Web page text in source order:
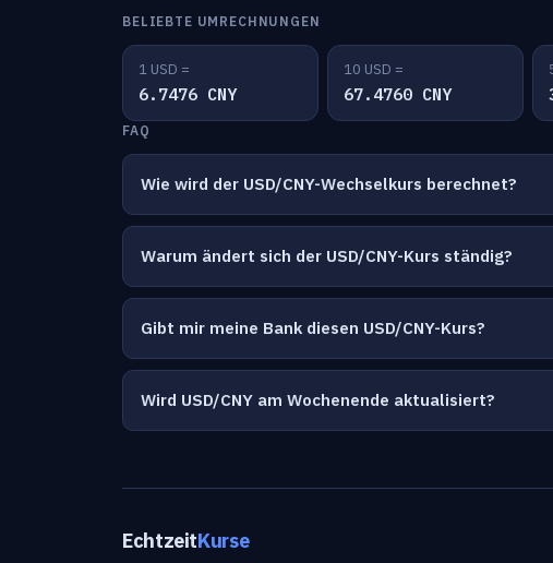
BELIEBTE UMRECHNUNGEN
1 USD =
6.7476 CNY
10 USD =
67.4760 CNY
FAQ
Wie wird der USD/CNY-Wechselkurs berechnet?
Warum ändert sich der USD/CNY-Kurs ständig?
Gibt mir meine Bank diesen USD/CNY-Kurs?
Wird USD/CNY am Wochenende aktualisiert?
EchtzeitKurse